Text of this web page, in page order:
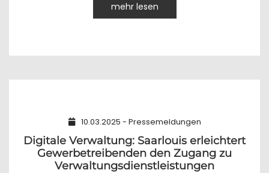
mehr lesen
10.03.2025 - Pressemeldungen
Digitale Verwaltung: Saarlouis erleichtert
Gewerbetreibenden den Zugang zu
Verwaltungsdienstleistungen